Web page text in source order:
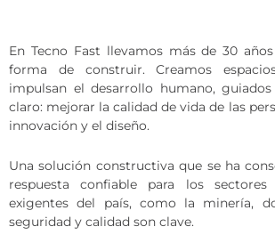
En Tecno Fast llevamos más de 30
forma de construir. Creamos
impulsan el desarrollo humano,
claro: mejorar la calidad de vida de las
innovación y el diseño.
Una solución constructiva que se ha
respuesta confiable para los
exigentes del país, como la minería,
seguridad y calidad son clave.